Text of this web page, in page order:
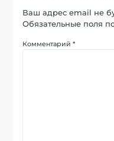
Ваш адрес email не
Обязательные поля
Комментарий*